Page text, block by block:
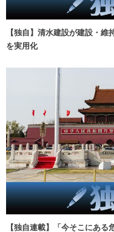
【独自】清水建設が建設・
を実用化
【独自連載】「今そこにあ